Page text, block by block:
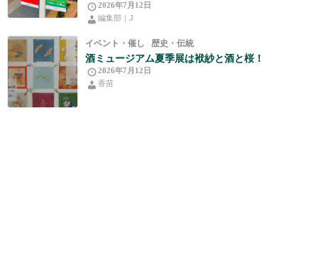
2026年7月12日
編集部｜J
イベント・催し 歴史・伝統
酒ミュージアム夏季展は袱紗と酒と桜！
2026年7月12日
香苗